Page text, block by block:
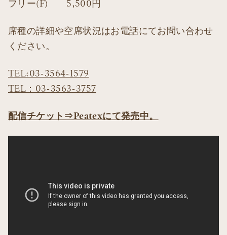
フリー(F) 5,500円
席種の詳細や空席状況はお電話にてお問い合わせ
ください。
TEL:03-3564-1579
TEL：03-3563-3757
配信チケット⇒Peatexにて発売中。